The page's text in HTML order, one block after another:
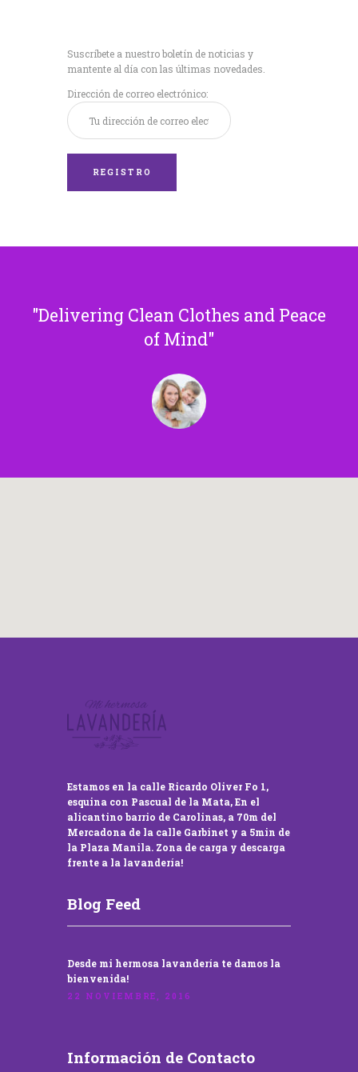
Suscríbete a nuestro boletín de noticias y
mantente al día con las últimas novedades.
Dirección de correo electrónico:
Delivering Clean Clothes and Peace
of Mind
Estamos en la calle Ricardo Oliver Fo 1,
esquina con Pascual de la Mata, En el
alicantino barrio de Carolinas, a 70m del
Mercadona de la calle Garbinet y a 5min de
la Plaza Manila. Zona de carga y descarga
frente a la lavandería!
Blog Feed
Desde mi hermosa lavandería te damos la
bienvenida!
22 NOVIEMBRE, 2016
Información de Contacto